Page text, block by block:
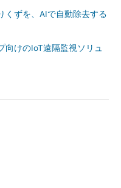
くずを、AIで自動除去する
向けのIoT遠隔監視ソリュ